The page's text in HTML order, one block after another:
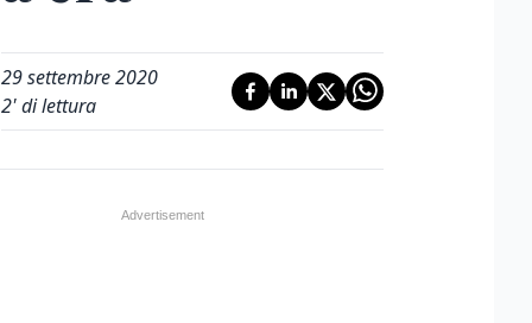
29 settembre 2020
2' di lettura